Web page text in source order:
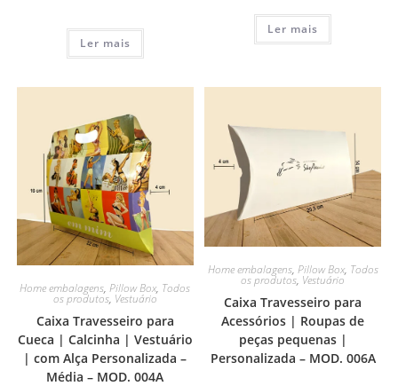
Ler mais
Ler mais
Home embalagens,Pillow Box, Todos
os produtos, Vestuário
Caixa Travesseiro para
Cueca | Calcinha | Vestuário
| com Alça Personalizada –
Média – MOD. 004A
Home embalagens, Pillow Box, Todos
os produtos, Vestuário
Caixa Travesseiro para
Acessórios | Roupas de
peças pequenas |
Personalizada – MOD. 006A